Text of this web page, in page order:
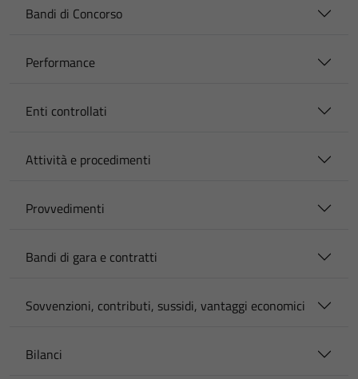
Bandi di Concorso
Performance
Enti controllati
Attività e procedimenti
Provvedimenti
Bandi di gara e contratti
Sovvenzioni, contributi, sussidi, vantaggi economici
Bilanci